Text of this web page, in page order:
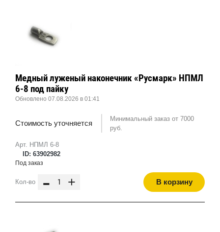
Арт. НПМЛ 6-8
ID: 63902982
Медный луженый наконечник «Русмарк» НПМЛ
6-8 под пайку
Обновлено 07.08.2026 в 01:41
Стоимость уточняется
Минимальный заказ от 7000
руб.
Под заказ
Кол-во - + В корзину